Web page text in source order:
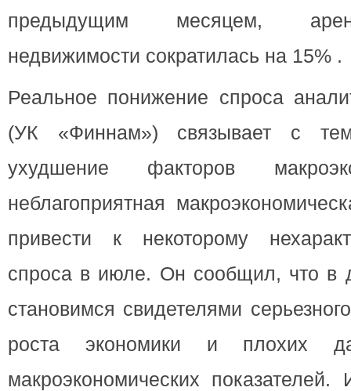
предыдущим месяцем,
недвижимости сократилась на 15% .
Реальное понижение спроса
(УК «Финнам») связывает с
ухудшение факторов
неблагоприятная
привести к некоторому
спроса в июле. Он сообщил, что в
становимся свидетелями
роста экономики и плохих
макроэкономических показателей.